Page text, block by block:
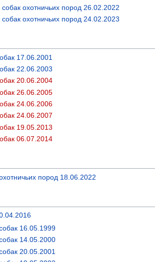
охотничьих пород 26.02.2022
охотничьих пород 24.02.2023
17.06.2001
22.06.2003
20.06.2004
26.06.2005
19.05.2013
пород 18.06.2022
16.05.1999
14.05.2000
20.05.2001